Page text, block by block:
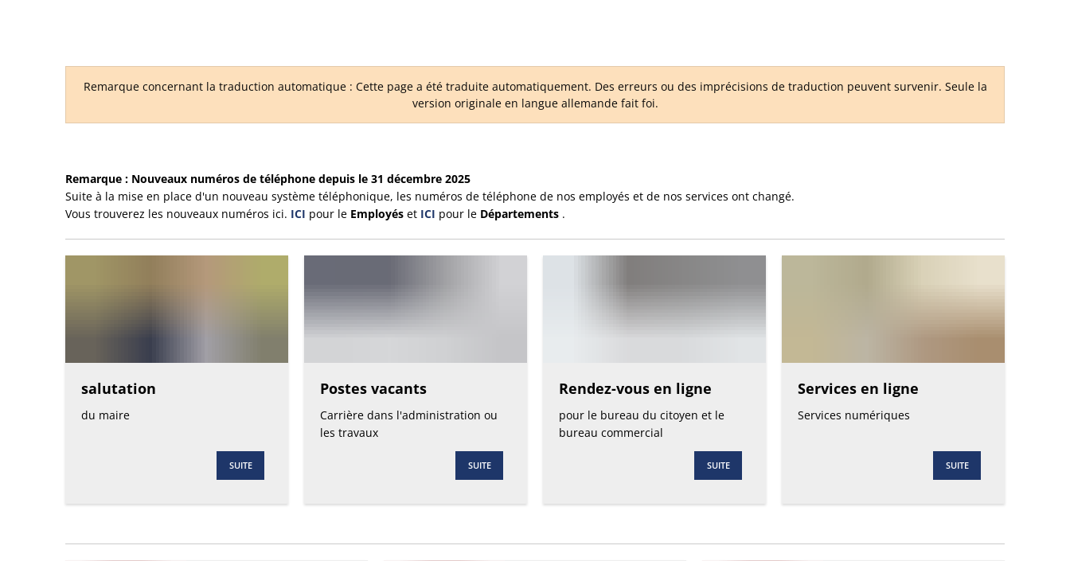
DE
AR
FR
RU
Remarque concernant la traduction automatique : Cette page a été traduite automatiquement. Des erreurs ou des imprécisions de traduction peuvent survenir. Seule la
version originale en langue allemande fait foi.
Remarque : Nouveaux numéros de téléphone depuis le 31 décembre 2025
Suite à la mise en place d'un nouveau système téléphonique, les numéros de téléphone de nos employés et de nos services ont changé.
Vous trouverez les nouveaux numéros ici. ICI pour le Employés et ICI pour le Départements .
salutation
du maire
SUITE
Postes vacants
Carrière dans l'administration ou
les travaux
SUITE
Rendez-vous en ligne
pour le bureau du citoyen et le
bureau commercial
SUITE
Services en ligne
Services numériques
SUITE